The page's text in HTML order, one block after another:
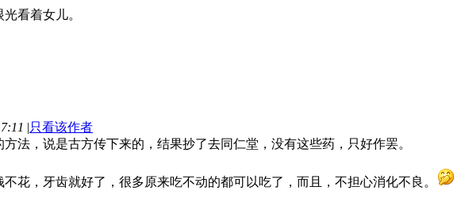
看着女儿。
|只看该作者
法，说是古方传下来的，结果抄了去同仁堂，没有这些药，只好作罢。
花，牙齿就好了，很多原来吃不动的都可以吃了，而且，不担心消化不良。